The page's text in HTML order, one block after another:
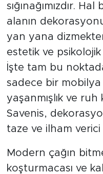
sığınağımızdır.
alanın
yan yana
estetik ve
İşte tam bu
sadece bir
yaşanmışlık ve
Savenis,
taze ve ilham
Modern çağın
koşturmacası ve